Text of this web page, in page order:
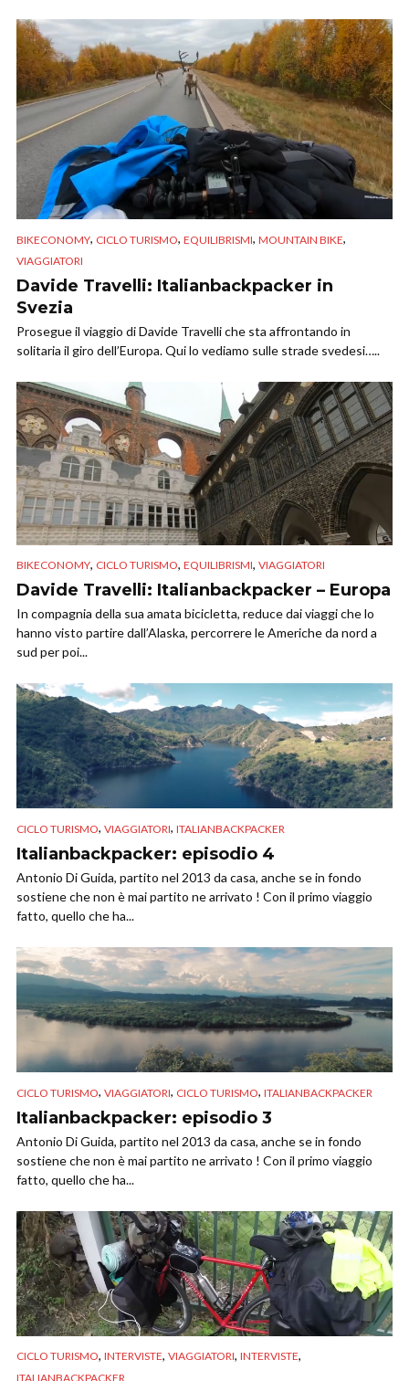
BIKECONOMY, CICLO TURISMO, EQUILIBRISMI, MOUNTAIN BIKE,
VIAGGIATORI
Davide Travelli: Italianbackpacker in
Svezia
Prosegue il viaggio di Davide Travelli che sta affrontando in
solitaria il giro dell’Europa. Qui lo vediamo sulle strade svedesi…..
BIKECONOMY, CICLO TURISMO, EQUILIBRISMI, VIAGGIATORI
Davide Travelli: Italianbackpacker – Europa
In compagnia della sua amata bicicletta, reduce dai viaggi che lo
hanno visto partire dall’Alaska, percorrere le Americhe da nord a
sud per poi...
CICLO TURISMO, VIAGGIATORI, ITALIANBACKPACKER
Italianbackpacker: episodio 4
Antonio Di Guida, partito nel 2013 da casa, anche se in fondo
sostiene che non è mai partito ne arrivato ! Con il primo viaggio
fatto, quello che ha...
CICLO TURISMO, VIAGGIATORI, CICLO TURISMO, ITALIANBACKPACKER
Italianbackpacker: episodio 3
Antonio Di Guida, partito nel 2013 da casa, anche se in fondo
sostiene che non è mai partito ne arrivato ! Con il primo viaggio
fatto, quello che ha...
CICLO TURISMO, INTERVISTE, VIAGGIATORI, INTERVISTE,
ITALIANBACKPACKER